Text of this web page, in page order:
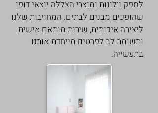
לספק וילונות ומוצרי הצללה יוצאי דופן
שהופכים מבנים לבתים. המחויבות שלנו
ליצירה איכותית, שירות מותאם אישית
ותשומת לב לפרטים מייחדת אותנו
בתעשייה.